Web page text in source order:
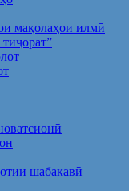
мақолаҳои илмӣ
шабакавӣ